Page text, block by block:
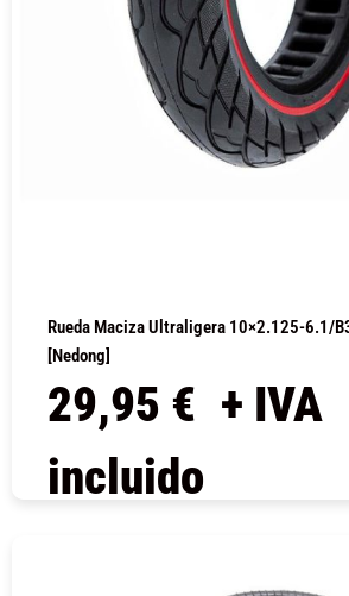
Rueda Maciza Ultraligera 10×2.125-6.1/
[Nedong]
29,95 € + IVA
incluido